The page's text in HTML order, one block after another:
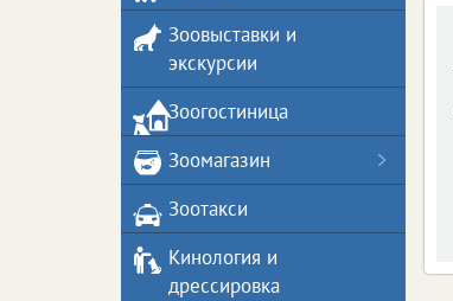
Зоовыставки и
экскурсии
Зоогостиница
Зоомагазин
Зоотакси
Кинология и
дрессировка